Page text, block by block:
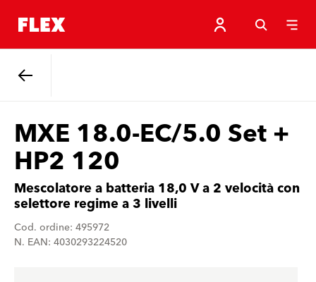
MXE 18.0-EC/5.0 Set +
HP2 120
Mescolatore a batteria 18,0 V a 2 velocità con
selettore regime a 3 livelli
Cod. ordine: 495972
N. EAN: 4030293224520